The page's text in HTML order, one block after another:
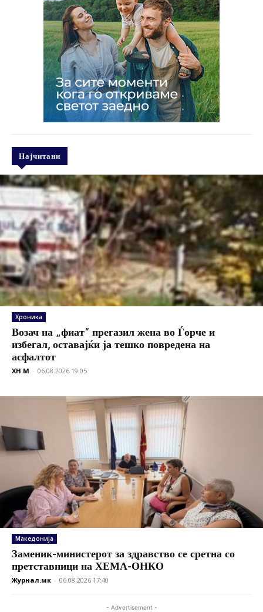
Најчитани
Хроника
Возач на „фиат“ прегазил жена во Ѓорче и
избегал, оставајќи ја тешко повредена на
асфалтот
XH M - 06.08.2026 19:05
Македонија
Заменик-министерот за здравство се сретна со
претставници на ХЕМА-ОНКО
Журнал.мк - 06.08.2026 17:40
- Advertisement -